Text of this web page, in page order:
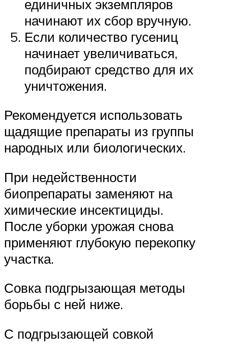
единичных экземпляров
начинают их сбор вручную.
Если количество гусениц
начинает увеличиваться,
подбирают средство для их
уничтожения.
Рекомендуется использовать
щадящие препараты из группы
народных или биологических.
При недейственности
биопрепараты заменяют на
химические инсектициды.
После уборки урожая снова
применяют глубокую перекопку
участка.
Совка подгрызающая методы
борьбы с ней ниже.
С подгрызающей совкой